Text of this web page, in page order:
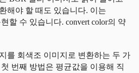
해야 할 때도 있습니다. 이는
할 수 있습니다. convert color의 약
를 회색조 이미지로 변환하는 두 가
번째 방법은 평균값을 이용해 직